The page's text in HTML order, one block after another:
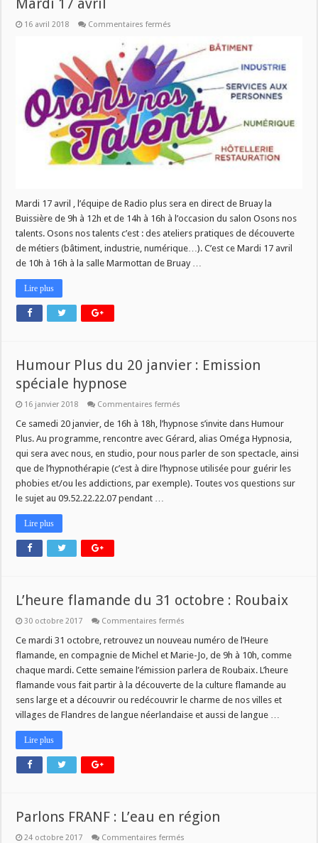
Mardi 17 avril
16 avril 2018 Commentaires fermés
direct
:
Osons
nos
talents
ce
Mardi
17
avril
Mardi 17 avril , l’équipe de Radio plus sera en direct de Bruay la
Buissière de 9h à 12h et de 14h à 16h à l’occasion du salon Osons nos
talents. Osons nos talents c’est : des ateliers pratiques de découverte
de métiers (bâtiment, industrie, numérique…). C’est ce Mardi 17 avril
de 10h à 16h à la salle Marmottan de Bruay …
Lire plus
Humour Plus du 20 janvier : Emission
spéciale hypnose
16 janvier 2018 Commentaires fermés
Plus
20
janvier
:
Emission
spéciale
hypnose
Ce samedi 20 janvier, de 16h à 18h, l’hypnose s’invite dans Humour
Plus. Au programme, rencontre avec Gérard, alias Oméga Hypnosia,
qui sera avec nous, en studio, pour nous parler de son spectacle, ainsi
que de l’hypnothérapie (c’est à dire l’hypnose utilisée pour guérir les
phobies et/ou les addictions, par exemple). Toutes vos questions sur
le sujet au 09.52.22.22.07 pendant …
Lire plus
L’heure flamande du 31 octobre : Roubaix
30 octobre 2017 Commentaires fermés
flamande
31
octobre
:
Roubaix
Ce mardi 31 octobre, retrouvez un nouveau numéro de l’Heure
flamande, en compagnie de Michel et Marie-Jo, de 9h à 10h, comme
chaque mardi. Cette semaine l’émission parlera de Roubaix. L’heure
flamande vous fait partir à la découverte de la culture flamande au
sens large et a découvrir ou redécouvrir le charme de nos villes et
villages de Flandres de langue néerlandaise et aussi de langue …
Lire plus
Parlons FRANF : L’eau en région
24 octobre 2017 Commentaires fermés